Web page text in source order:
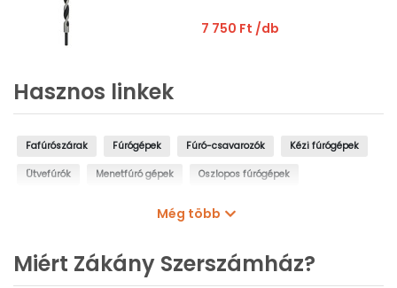
7 750 Ft /db
Hasznos linkek
Fafúrószárak Fúrógépek Fúró-csavarozók Kézi fúrógépek
Ütvefúrók Menetfúró gépek Oszlopos fúrógépek
Még több
Miért Zákány Szerszámház?